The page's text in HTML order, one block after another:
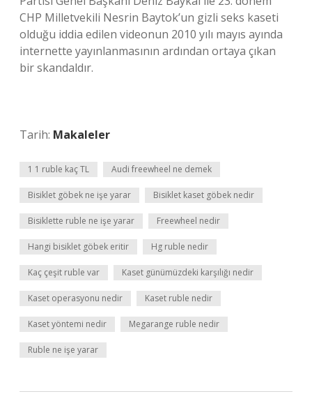
CHP Milletvekili Nesrin Baytok’un gizli seks kaseti
olduğu iddia edilen videonun 2010 yılı mayıs ayında
internette yayınlanmasının ardından ortaya çıkan
bir skandaldır.
Tarih: Makaleler
1 1 ruble kaç TL Audi freewheel ne demek
Bisiklet göbek ne işe yarar Bisiklet kaset göbek nedir
Bisiklette ruble ne işe yarar Freewheel nedir
Hangi bisiklet göbek eritir Hg ruble nedir
Kaç çeşit ruble var Kaset günümüzdeki karşılığı nedir
Kaset operasyonu nedir Kaset ruble nedir
Kaset yöntemi nedir Megarange ruble nedir
Ruble ne işe yarar